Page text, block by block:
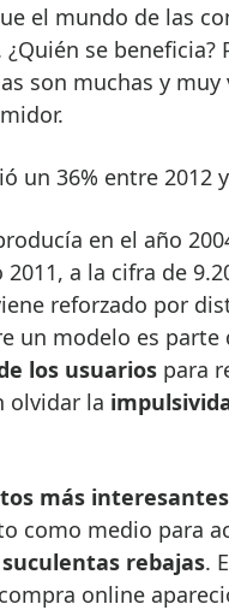
el mundo de las
se beneficia?
son muchas y
un 36% entre 2012
en el año
a la cifra de
reforzado por
un modelo es parte
los usuariospara
olvidar la
más interesantes
como medio para
suculentas rebajas.
online